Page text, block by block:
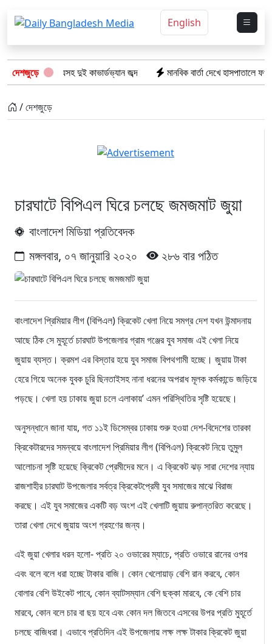
English
দেশজুড়েপণ্যসহ দুই কাভার্ডভ্যান জব্দ মানবিক বার্তা দেখে হাসপাতালে ফখরুল
/ দেশজুড়ে
চারঘাটে বিপিএল ঘিরে চলছে জমজমাট জুয়া
বাংলাদেশ মিডিয়া প্রতিবেদক
মঙ্গলবার, ০৭ জানুয়ারি ২০২০
২৮৬ বার পঠিত
বাংলাদেশ প্রিমিয়ার লীগ (বিপিএল) ক্রিকেট খেলা নিয়ে সমগ্র দেশ যখন উন্মাদনায়
আছে ঠিক সে মুহূর্তে চারঘাট উপজেলার গ্রাম গঞ্জের যুব সমাজ এই খেলা নিয়ে
জুয়ায় ব্যস্ত। ক্রমশ এর বিস্তার হয়ে যুব সমাজ বিপথগামী হচ্ছে। জুয়ায় টাকা
হেরে গিয়ে অনেক যুবক চুরি ছিনতাইসহ নানা ধরনের অপরাধ মূলক কর্মকান্ডে জড়িয়ে
পড়ছে। খেলা হয় ঢাকায় জুয়া চলে এলাকায়’ এমন পরিস্থিতির সৃষ্টি হয়েছে।
অনুসন্ধানে জানা যায়, গত ১১ই ডিসেম্বর ঢাকায় শুরু হওয়া দেশ-বিদেশের তারকা
ক্রিকেটারদের সমন্বয়ে বাংলাদেশ প্রিমিয়ার লীগ (বিপিএল) ক্রিকেট নিয়ে তুমুল
আলোচনা সৃষ্টি হয়েছে ক্রিকেট প্রেমীদের মনে। এ ক্রিকেট ঝড় সারা দেশের ন্যায়
রাজশাহীর চারঘাট উপজেলার সর্বত্র ক্রিকেটপ্রেমী যুব সমাজের মাঝে বিরাজ
করছে। এই যুব সমাজের একটি বড় অংশ এই খেলাটি জুয়ায় রুপান্তরিত করেছে।
তারা খেলা দেখে জুয়ায় অংশ গ্রহণের জন্য।
এই জুয়া খেলার ধরন হলো- প্রতি ২০ ওভারের ম্যাচে, প্রতি ওভারে রানের ওপর
এবং বলে বলে ধরা হচ্ছে টাকার বাজি। কোন খেলোয়াড় বেশি রান করবে, কোন
বোলার বেশি উইকেট পাবে, কোন ব্যাটসম্যান বেশি ছক্কা মারবে, কে বেশি চার
মারবে, কোন বলে চার বা ছয় হবে এবং কোন দল জিতবে এসবের উপর প্রতি মুহূর্তে
চলছে বাজিধরা। এভাবে প্রতিদিন এই উপজেলায় লক্ষ লক্ষ টাকার ক্রিকেট জুয়া